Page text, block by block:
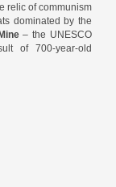
relic of communism
dominated by the
– the UNESCO
of 700-year-old